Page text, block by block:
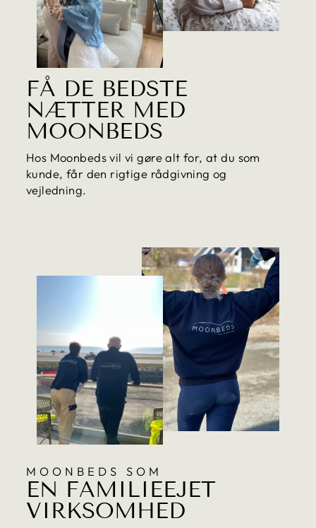
FÅ DE BEDSTE
NÆTTER MED
MOONBEDS
Hos Moonbeds vil vi gøre alt for, at du som
kunde, får den rigtige rådgivning og
vejledning.
MOONBEDS SOM
EN FAMILIEEJET
VIRKSOMHED